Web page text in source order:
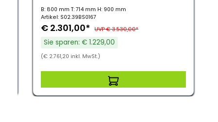
B: 800 mm T: 714 mm H: 900 mm
Artikel: S02.39BS0167
€ 2.301,00* UVP € 3.530,00*
Sie sparen: € 1.229,00
(€ 2.761,20 inkl. MwSt.)